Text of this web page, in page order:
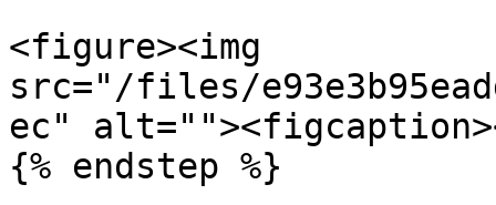
<figure><img
src="/files/
ec"
{% endstep %}